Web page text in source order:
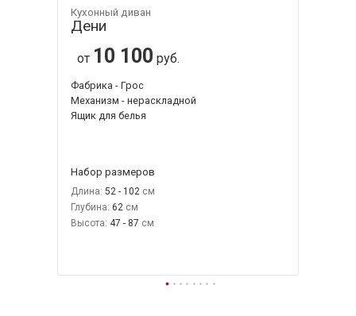
Кухонный диван
Дени
от 10 100 руб.
Фабрика - Грос
Механизм - нераскладной
Ящик для белья
Набор размеров
Длина: 52 - 102
Глубина: 62
Высота: 47 - 87